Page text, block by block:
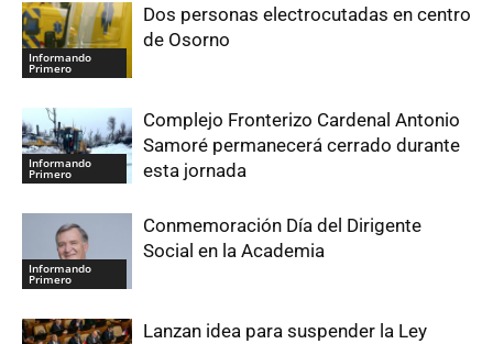
Informando
Primero
Dos personas electrocutadas en centro
de Osorno
Informando
Primero
Complejo Fronterizo Cardenal Antonio
Samoré permanecerá cerrado durante
esta jornada
Informando
Primero
Conmemoración Día del Dirigente
Social en la Academia
Lanzan idea para suspender la Ley